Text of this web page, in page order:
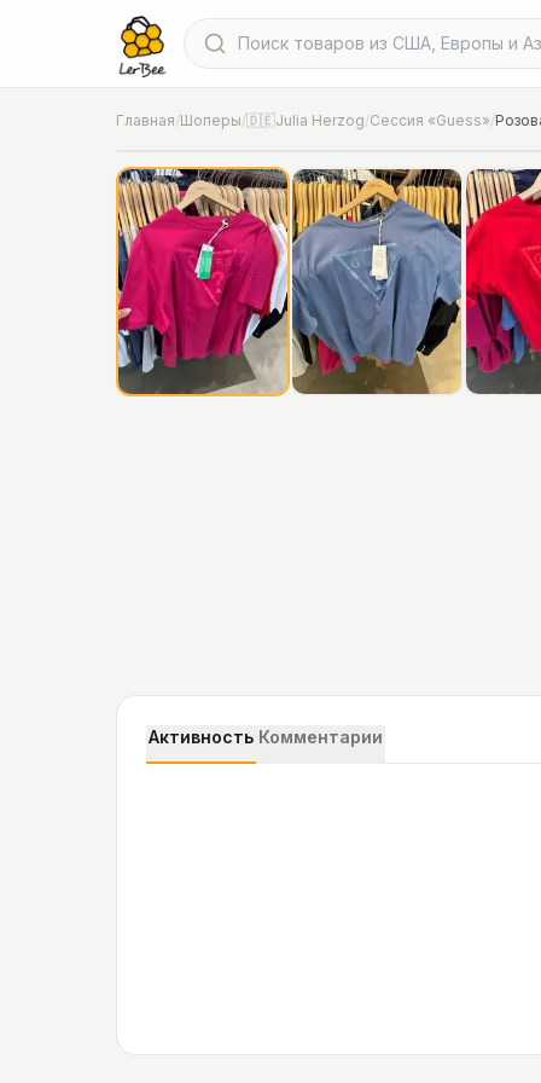
Главная/Шоперы/🇩🇪Julia Herzog/Сессия «Guess»/
📍Фото от шопера·Hannover
Активность Комментарии